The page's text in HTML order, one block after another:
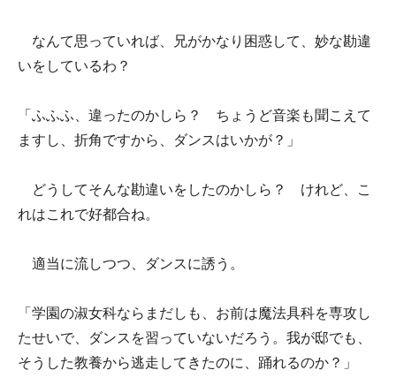
なんて思っていれば、兄がかなり困惑して、妙な勘違
いをしているわ？
「ふふふ、違ったのかしら？ ちょうど音楽も聞こえて
ますし、折角ですから、ダンスはいかが？」
どうしてそんな勘違いをしたのかしら？ けれど、こ
れはこれで好都合ね。
適当に流しつつ、ダンスに誘う。
「学園の淑女科ならまだしも、お前は魔法具科を専攻し
たせいで、ダンスを習っていないだろう。我が邸でも、
そうした教養から逃走してきたのに、踊れるのか？」